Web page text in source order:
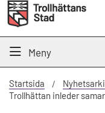
Meny
Startsida
Trollhättan inleder